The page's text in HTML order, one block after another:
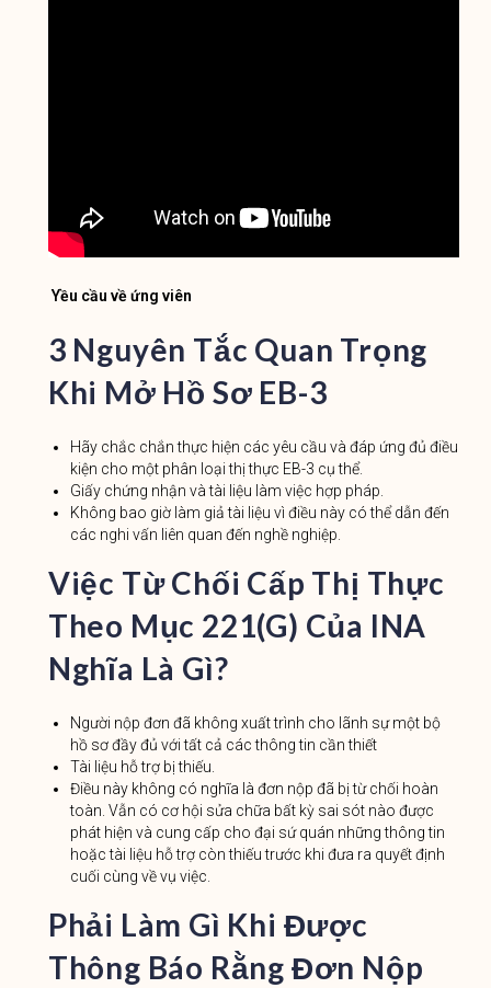
Yều cầu về ứng viên
3 Nguyên Tắc Quan Trọng
Khi Mở Hồ Sơ EB-3
Hãy chắc chắn thực hiện các yêu cầu và đáp ứng đủ điều
kiện cho một phân loại thị thực EB-3 cụ thể.
Giấy chứng nhận và tài liệu làm việc hợp pháp.
Không bao giờ làm giả tài liệu vì điều này có thể dẫn đến
các nghi vấn liên quan đến nghề nghiệp.
Việc Từ Chối Cấp Thị Thực
Theo Mục 221(g) Của INA
Nghĩa Là Gì?
Người nộp đơn đã không xuất trình cho lãnh sự một bộ
hồ sơ đầy đủ với tất cả các thông tin cần thiết
Tài liệu hỗ trợ bị thiếu.
Điều này không có nghĩa là đơn nộp đã bị từ chối hoàn
toàn. Vẫn có cơ hội sửa chữa bất kỳ sai sót nào được
phát hiện và cung cấp cho đại sứ quán những thông tin
hoặc tài liệu hỗ trợ còn thiếu trước khi đưa ra quyết định
cuối cùng về vụ việc.
Phải Làm Gì Khi Được
Thông Báo Rằng Đơn Nộp